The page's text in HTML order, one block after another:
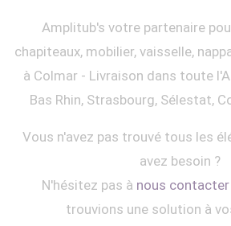
Amplitub's votre partenaire
chapiteaux, mobilier, vaisselle,
à Colmar - Livraison dans toute
Bas Rhin, Strasbourg, Sélestat,
Vous n'avez pas trouvé tous les
avez besoin ?
N'hésitez pas à nous contacter
trouvions une solution à